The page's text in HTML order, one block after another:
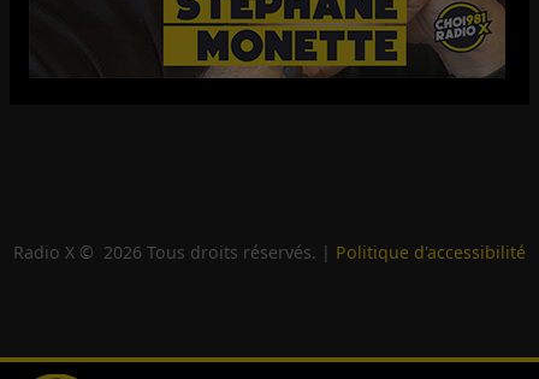
Radio X © 2026 Tous droits réservés. | Politique d'accessibilité